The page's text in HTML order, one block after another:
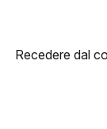
Recedere dal